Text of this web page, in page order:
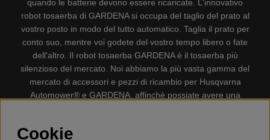
quando le batterie devono essere ricaricate. L'innovativo
robot tosaerba di GARDENA si occupa del taglio del prato al
vostro posto in modo del tutto automatico. Taglia il prato per
conto suo, mentre voi godete del vostro tempo libero o fate
dell'altro. Il robot tosaerba GARDENA è il tosaerba più
silenzioso del mercato. Noi abbiamo la più vasta gamma del
mercato di accessori e pezzi di ricambio per Husqvarna
Automower® e GARDENA, affinchè possiate avere una
Accessori per la protezione personale, Decespugliatori,
Cookie